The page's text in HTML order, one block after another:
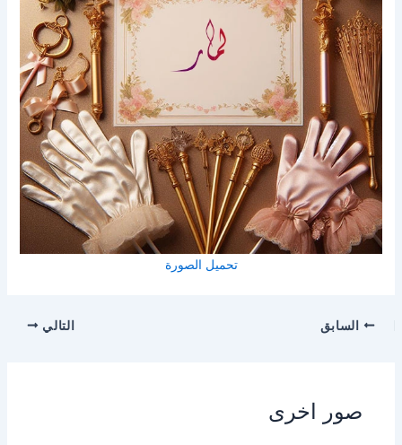
تحميل الصورة
السابق التالي
صور اخرى